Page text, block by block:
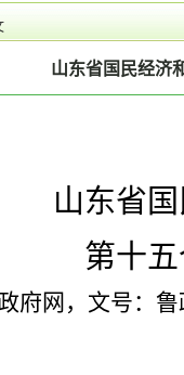
山东省国民经济
山东省
第十
府网，文号：鲁